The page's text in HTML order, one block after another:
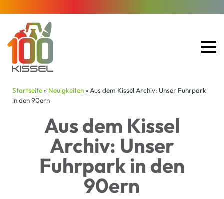
Startseite» Neuigkeiten»Aus dem Kissel Archiv: Unser Fuhrpark
in den 90ern
Aus dem Kissel
Archiv: Unser
Fuhrpark in den
90ern